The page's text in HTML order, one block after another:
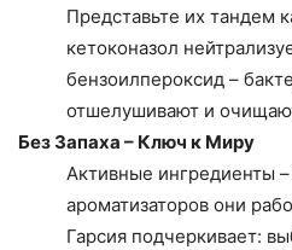
Представьте их тандем
кетоконазол
бензоилпероксид –
отшелушивают и
Без Запаха – Ключ к Миру
Активные ингредиенты
ароматизаторов они
Гарсия подчеркивает: